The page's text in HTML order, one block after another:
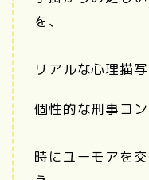
を、
リアルな心理描
個性的な刑事コ
時にユーモアを